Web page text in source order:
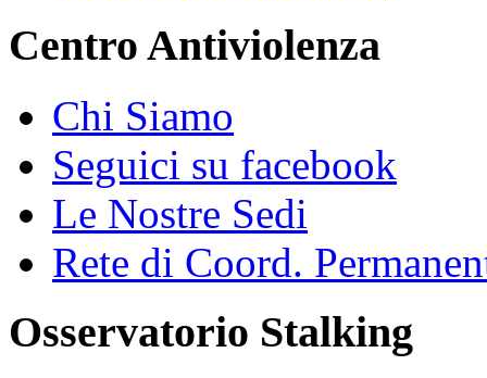
Centro Antiviolenza
Chi Siamo
Seguici su facebook
Le Nostre Sedi
Rete di Coord.
Osservatorio Stalking